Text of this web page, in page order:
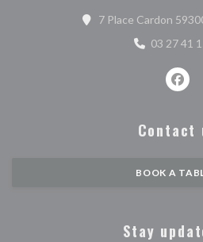
7 Place Cardon
03 27 41
Contact
BOOK A
Stay